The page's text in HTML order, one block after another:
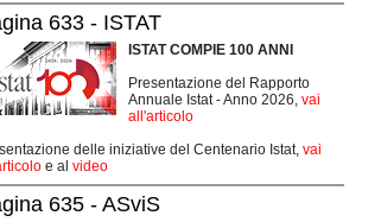
633 - ISTAT
ISTAT COMPIE 100 ANNI
Presentazione del Rapporto
Annuale Istat - Anno 2026, vai
all'articolo
delle iniziative del Centenario Istat, vai
e al video
635 - ASviS